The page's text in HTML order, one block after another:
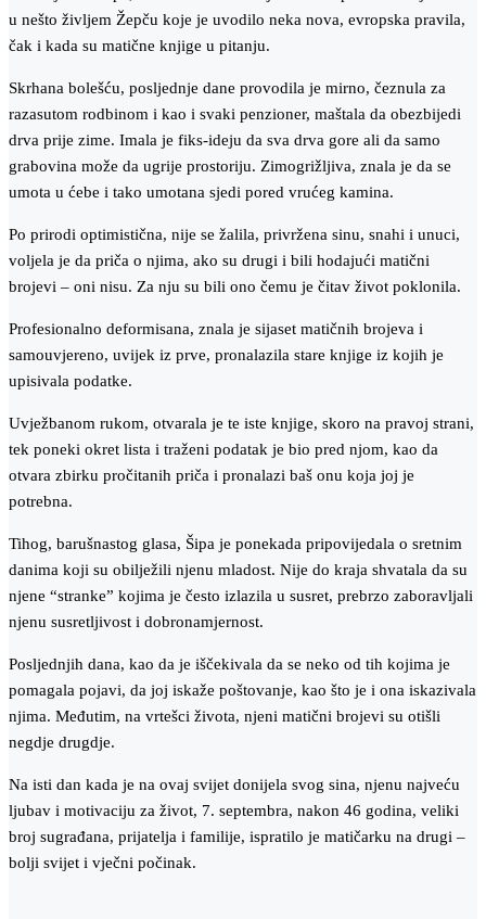
u nešto življem Žepču koje je uvodilo neka nova, evropska pravila,
čak i kada su matične knjige u pitanju.
Skrhana bolešću, posljednje dane provodila je mirno, čeznula za
razasutom rodbinom i kao i svaki penzioner, maštala da obezbijedi
drva prije zime. Imala je fiks-ideju da sva drva gore ali da samo
grabovina može da ugrije prostoriju. Zimogrižljiva, znala je da se
umota u ćebe i tako umotana sjedi pored vrućeg kamina.
Po prirodi optimistična, nije se žalila, privržena sinu, snahi i unuci,
voljela je da priča o njima, ako su drugi i bili hodajući matični
brojevi – oni nisu. Za nju su bili ono čemu je čitav život poklonila.
Profesionalno deformisana, znala je sijaset matičnih brojeva i
samouvjereno, uvijek iz prve, pronalazila stare knjige iz kojih je
upisivala podatke.
Uvježbanom rukom, otvarala je te iste knjige, skoro na pravoj strani,
tek poneki okret lista i traženi podatak je bio pred njom, kao da
otvara zbirku pročitanih priča i pronalazi baš onu koja joj je
potrebna.
Tihog, barušnastog glasa, Šipa je ponekada pripovijedala o sretnim
danima koji su obilježili njenu mladost. Nije do kraja shvatala da su
njene “stranke” kojima je često izlazila u susret, prebrzo zaboravljali
njenu susretljivost i dobronamjernost.
Posljednjih dana, kao da je iščekivala da se neko od tih kojima je
pomagala pojavi, da joj iskaže poštovanje, kao što je i ona iskazivala
njima. Međutim, na vrtešci života, njeni matični brojevi su otišli
negdje drugdje.
Na isti dan kada je na ovaj svijet donijela svog sina, njenu najveću
ljubav i motivaciju za život, 7. septembra, nakon 46 godina, veliki
broj sugrađana, prijatelja i familije, ispratilo je matičarku na drugi –
bolji svijet i vječni počinak.